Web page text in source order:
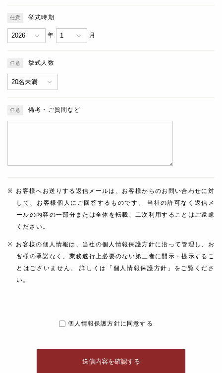
挙式時期
年 月
挙式人数
備考・ご質問など
お客様へお送りする返信メールは、お客様からのお問い合わせに対
して、お客様個人にご回答するものです。 当社の許可なく返信メ
ールの内容の一部分または全体を転載、二次利用することはご遠慮
ください。
お客様の個人情報は、当社の個人情報保護方針に沿って管理し、お
客様の承諾なく、業務遂行上必要のない第三者に開示・提示するこ
とはございません。 詳しくは「個人情報保護方針」をご覧くださ
い。
個人情報保護方針に同意する